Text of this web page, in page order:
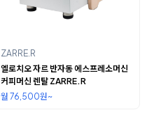
ZARRE.R
엘로치오 자르 반자동 에스프레소머신
커피머신 렌탈 ZARRE.R
월 76,500원~